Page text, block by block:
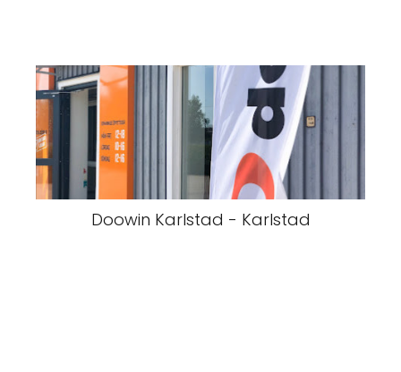
Doowin Karlstad - Karlstad